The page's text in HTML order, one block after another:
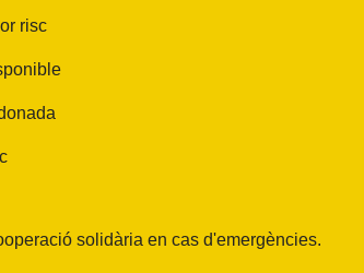
risc
solidària en cas d'emergències.